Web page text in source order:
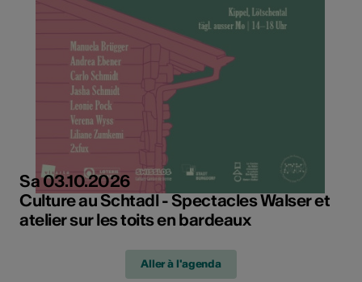
Sa 03.10.2026
Culture au Schtadl - Spectacles Walser et
atelier sur les toits en bardeaux
Aller à l'agenda